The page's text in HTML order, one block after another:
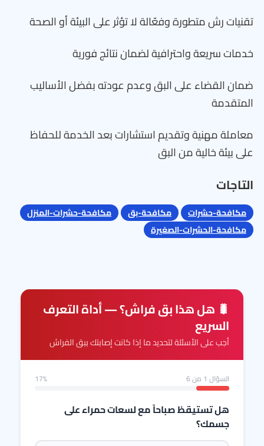
تقنيات رش متطورة وفعّالة لا تؤثر على البيئة أو الصحة
خدمات سريعة واحترافية لضمان نتائج فورية
ضمان القضاء على البق وعدم عودته بفضل الأساليب
المتقدمة
معاملة مهنية وتقديم استشارات بعد الخدمة للحفاظ
على بيئة خالية من البق
التاجات
مكافحة-حشرات مكافحة-بق
مكافحة-حشرات-المنزل
مكافحة-الحشرات-الصغيرة
🐛 هل هذا بق فراش؟ — أداة التعرف
السريع
أجب على الأسئلة لتحديد ما إذا كانت إصابتك ببق الفراش
السؤال 1 من 6 17%
هل تستيقظ صباحاً مع لسعات حمراء على
جسمك؟